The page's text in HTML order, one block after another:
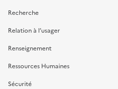
Recherche
Relation à l’usager
Renseignement
Ressources Humaines
Sécurité